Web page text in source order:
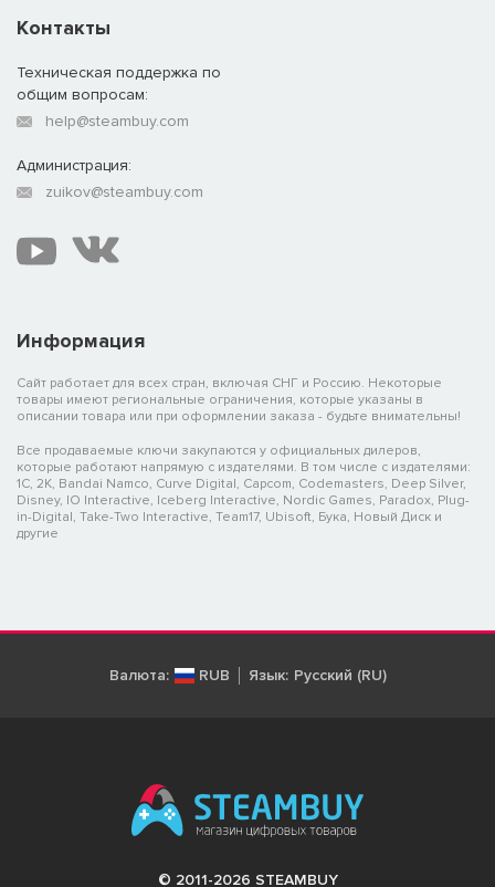
Информация
Сайт работает для всех стран, включая СНГ и Россию. Некоторые
товары имеют региональные ограничения, которые указаны в
описании товара или при оформлении заказа - будьте внимательны!
Все продаваемые ключи закупаются у официальных дилеров,
которые работают напрямую с издателями. В том числе с издателями:
1C, 2K, Bandai Namco, Curve Digital, Capcom, Codemasters, Deep Silver,
Disney, IO Interactive, Iceberg Interactive, Nordic Games, Paradox, Plug-
in-Digital, Take-Two Interactive, Team17, Ubisoft, Бука, Новый Диск и
другие
Контакты
Техническая поддержка по
общим вопросам:
help@steambuy.com
Администрация:
zuikov@steambuy.com
Валюта: RUB Язык: Русский (RU)
© 2011-2026 STEAMBUY